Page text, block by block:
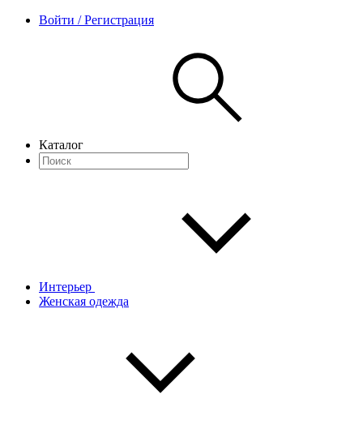
Войти / Регистрация
Каталог
Интерьер
Женская одежда